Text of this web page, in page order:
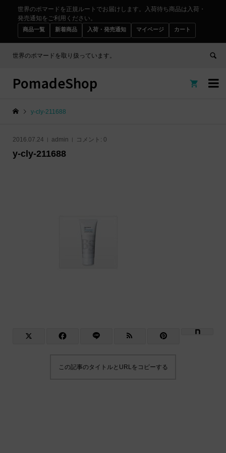
世界のポマードを正規ルートでお届けします。入荷待ち商品は入荷・
発売通知をご利用ください。
商品一覧 新着商品 入荷・発売通知 マイページ カート
世界のポマードを取り扱っています。

PomadeShop 
y-cly-211688
2016.07.24 admin コメント: 0
y-cly-211688
この記事のタイトルとURLをコピーする